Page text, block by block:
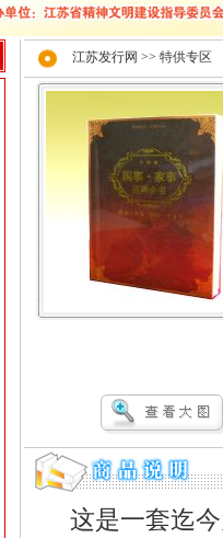
江苏发行网 >> 特供专区
这是一套迄今